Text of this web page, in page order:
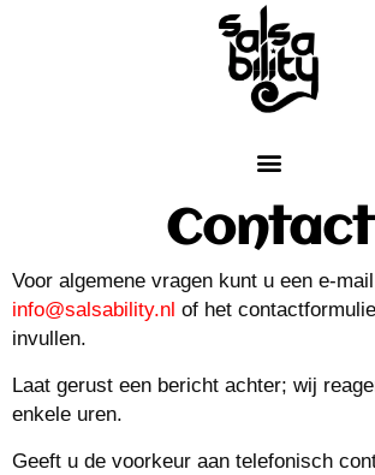
Contact
Voor algemene vragen kunt u een e-
info@salsability.nl of het
invullen.
Laat gerust een bericht achter; wij
enkele uren.
Geeft u de voorkeur aan telefonisch